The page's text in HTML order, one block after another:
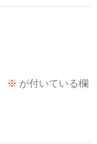
※ が付いている欄